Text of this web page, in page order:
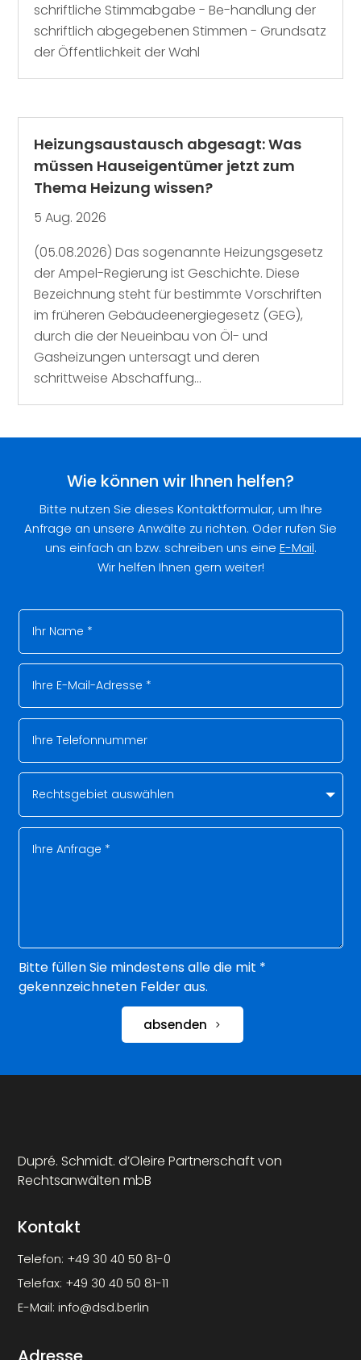
schriftliche Stimmabgabe - Be-handlung der
schriftlich abgegebenen Stimmen - Grundsatz
der Öffentlichkeit der Wahl
Heizungsaustausch abgesagt: Was
müssen Hauseigentümer jetzt zum
Thema Heizung wissen?
5 Aug. 2026
(05.08.2026) Das sogenannte Heizungsgesetz
der Ampel-Regierung ist Geschichte. Diese
Bezeichnung steht für bestimmte Vorschriften
im früheren Gebäudeenergiegesetz (GEG),
durch die der Neueinbau von Öl- und
Gasheizungen untersagt und deren
schrittweise Abschaffung...
Wie können wir Ihnen helfen?
Bitte nutzen Sie dieses Kontaktformular, um Ihre
Anfrage an unsere Anwälte zu richten. Oder rufen Sie
uns einfach an bzw. schreiben uns eine E-Mail.
Wir helfen Ihnen gern weiter!
Bitte füllen Sie mindestens alle die mit *
gekennzeichneten Felder aus.
absenden
Dupré. Schmidt. d’Oleire Partnerschaft von
Rechtsanwälten mbB
Kontakt
Telefon: +49 30 40 50 81-0
Telefax: +49 30 40 50 81-11
E-Mail:info@dsd.berlin